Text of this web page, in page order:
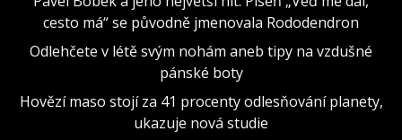
cesto má“ se původně jmenovala Rododendron
Odlehčete v létě svým nohám aneb tipy na vzdušné
pánské boty
Hovězí maso stojí za 41 procenty odlesňování planety,
ukazuje nová studie